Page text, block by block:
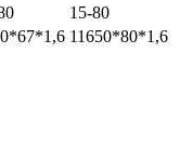
15-80
11650*80*1,6